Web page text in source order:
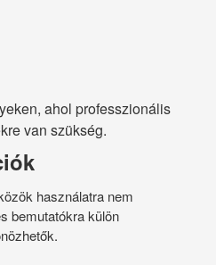
ahol professzionális
van szükség.
használatra nem
bemutatókra külön